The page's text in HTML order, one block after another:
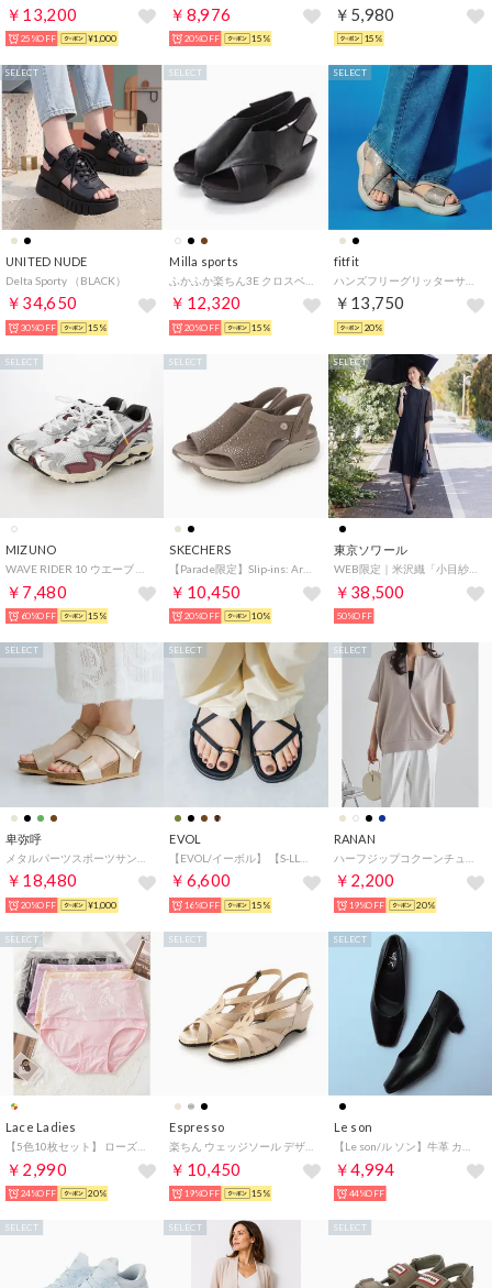
￥13,200
25%OFF ¥1,000
￥8,976
20%OFF 15%
￥5,980
15%
UNITED NUDE
Delta Sporty （BLACK）
￥34,650
SELECT
30%OFF 15%
Milla sports
￥12,320
SELECT
20%OFF 15%
fitfit
ハンズフリーグリッターサンダル651 （ラメベージュ）
￥13,750
SELECT
20%
MIZUNO
￥7,480
SELECT
60%OFF 15%
SKECHERS
￥10,450
SELECT
20%OFF 10%
東京ソワール
WEB限定｜米沢織「小目紗」の涼しい夏用ワンピース （ブラック）
￥38,500
SELECT
50%OFF
卑弥呼
￥18,480
SELECT
20%OFF ¥1,000
EVOL
￥6,600
SELECT
16%OFF 15%
RANAN
￥2,200
SELECT
19%OFF 20%
Lace Ladies
￥2,990
SELECT
24%OFF 20%
Espresso
￥10,450
SELECT
19%OFF 15%
Le son
￥4,994
SELECT
44%OFF
SELECT SELECT SELECT